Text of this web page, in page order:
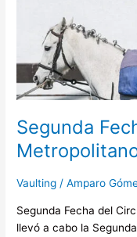
Segunda
Vaulting /Amparo
Segunda Fecha del
llevó a cabo la
Circuito
Metropolitano
de
2024